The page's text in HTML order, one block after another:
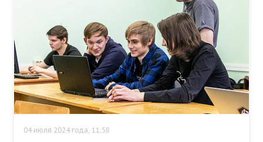
04 июля 2024 года, 11:58